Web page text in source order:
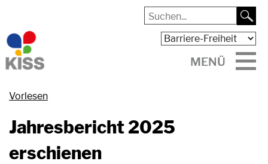
MENÜ
Vorlesen
Jahresbericht 2025
erschienen